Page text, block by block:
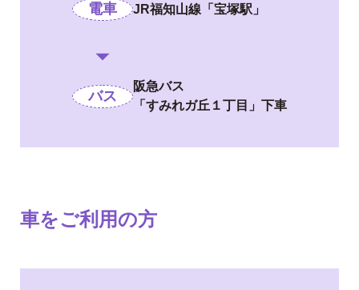
電車 JR福知山線「宝塚駅」
バス
阪急バス
「すみれガ丘１丁目」下車
車をご利用の方